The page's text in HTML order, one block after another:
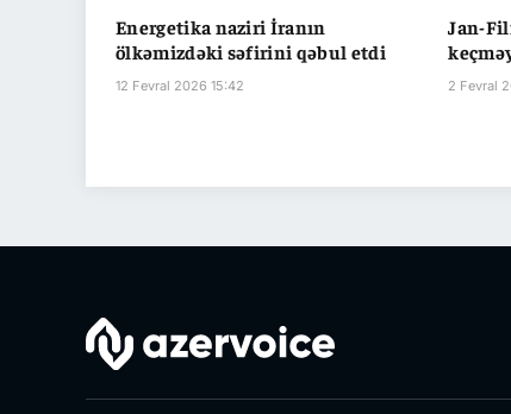
Energetika naziri İranın
ölkəmizdəki səfirini qəbul etdi
12 Fevral 2026 15:42
Jan-
2 Fevral